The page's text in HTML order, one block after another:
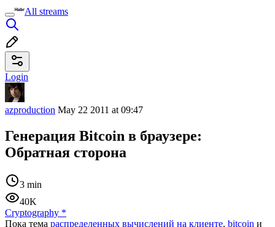
All streams
Login
azproduction May 22 2011 at 09:47
Генерация Bitcoin в браузере:
Обратная сторона
3 min
40K
Cryptography *
Пока тема распределенных вычислений на клиенте, bitcoin и